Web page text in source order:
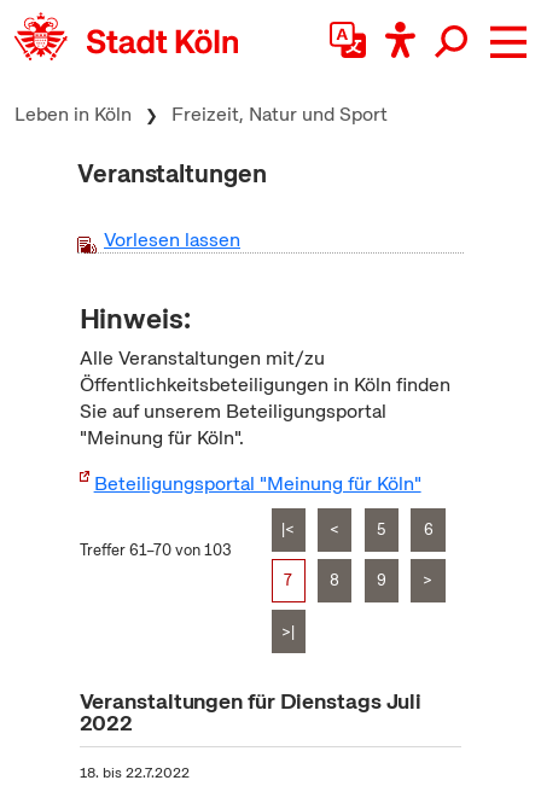
zum Inhalt springen
Leben in Köln Freizeit, Natur und Sport
Veranstaltungen
Vorlesen lassen
Hinweis:
Alle Veranstaltungen mit/zu
Öffentlichkeitsbeteiligungen in Köln finden
Sie auf unserem Beteiligungsportal
"Meinung für Köln".
Beteiligungsportal "Meinung für Köln"
Treffer 61–70 von 103
|< < 5 6
7 8 9 >
>|
Veranstaltungen für Dienstags Juli
2022
18. bis22.7.2022